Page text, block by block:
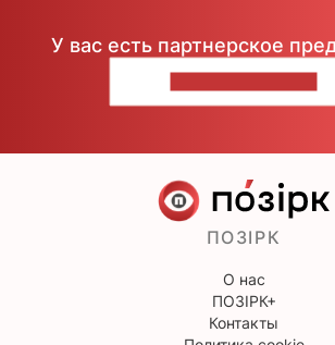
У вас есть партнерское
ПОЗІРК
О нас
ПОЗІРК+
Контакты